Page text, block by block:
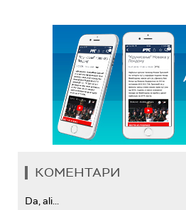
КОМЕНТАРИ
Da, ali...